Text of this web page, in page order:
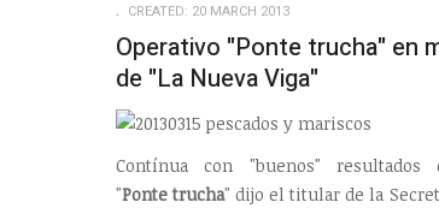
CREATED: 20 MARCH 2013
Operativo "Ponte trucha" en
de "La Nueva Viga"
Contínua con "buenos" resultados
"Ponte trucha" dijo el titular de la